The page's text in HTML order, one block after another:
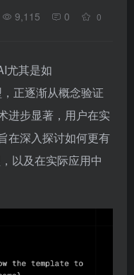
9,115 0 0
尤其是如
正逐渐从概念验证
进步显著，用户在实
在深入探讨如何更有
以及在实际应用中